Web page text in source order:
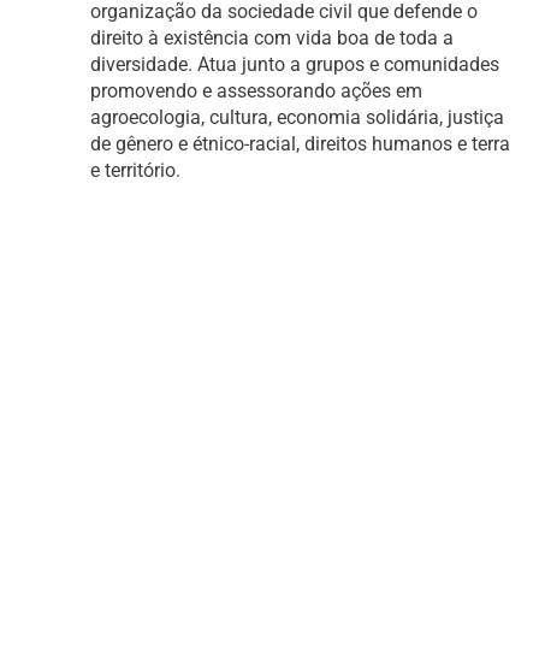
organização da sociedade civil que defende o
direito à existência com vida boa de toda a
diversidade. Atua junto a grupos e comunidades
promovendo e assessorando ações em
agroecologia, cultura, economia solidária, justiça
de gênero e étnico-racial, direitos humanos e terra
e território.